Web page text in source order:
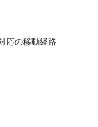
応の移動経路